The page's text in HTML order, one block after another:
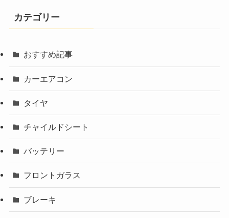
カテゴリー
おすすめ記事
カーエアコン
タイヤ
チャイルドシート
バッテリー
フロントガラス
ブレーキ